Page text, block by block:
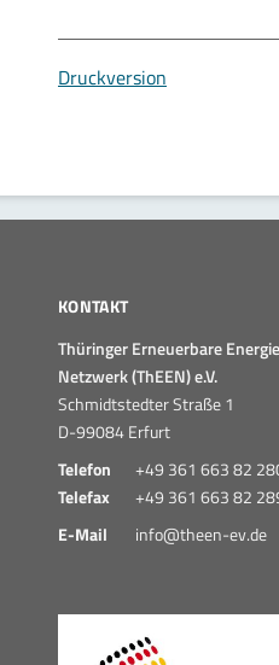
Druckversion
KONTAKT
Thüringer Erneuerbare
Netzwerk (ThEEN) e.V.
Schmidtstedter Straße 1
D-99084 Erfurt
Telefon
+49 361 663 82
Telefax
+49 361 663 82
E-Mail
info@theen-ev.de